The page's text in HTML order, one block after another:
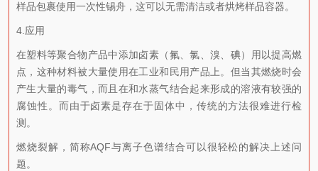
样品包裹使用一次性锡舟，这可以无需清洁或者烘烤样品容器。
4.应用
在塑料等聚合物产品中添加卤素（氟、氯、溴、碘）用以提高燃
点，这种材料被大量使用在工业和民用产品上。但当其燃烧时会
产生大量的毒气，而且在和水蒸气结合起来形成的溶液有较强的
腐蚀性。而由于卤素是存在于固体中，传统的方法很难进行检
测。
燃烧裂解，简称AQF与离子色谱结合可以很轻松的解决上述问
题。